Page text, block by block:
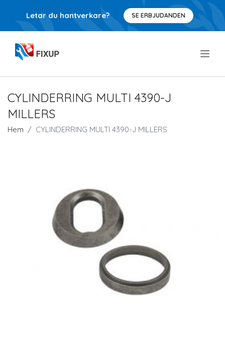
Letar du hantverkare? SE ERBJUDANDEN
CYLINDERRING MULTI 4390-J
MILLERS
Hem CYLINDERRING MULTI 4390-J MILLERS